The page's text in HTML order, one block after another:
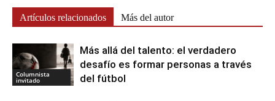
Artículos relacionados Más del autor
Columnista
invitado
Más allá del talento: el verdadero
desafío es formar personas a través
del fútbol